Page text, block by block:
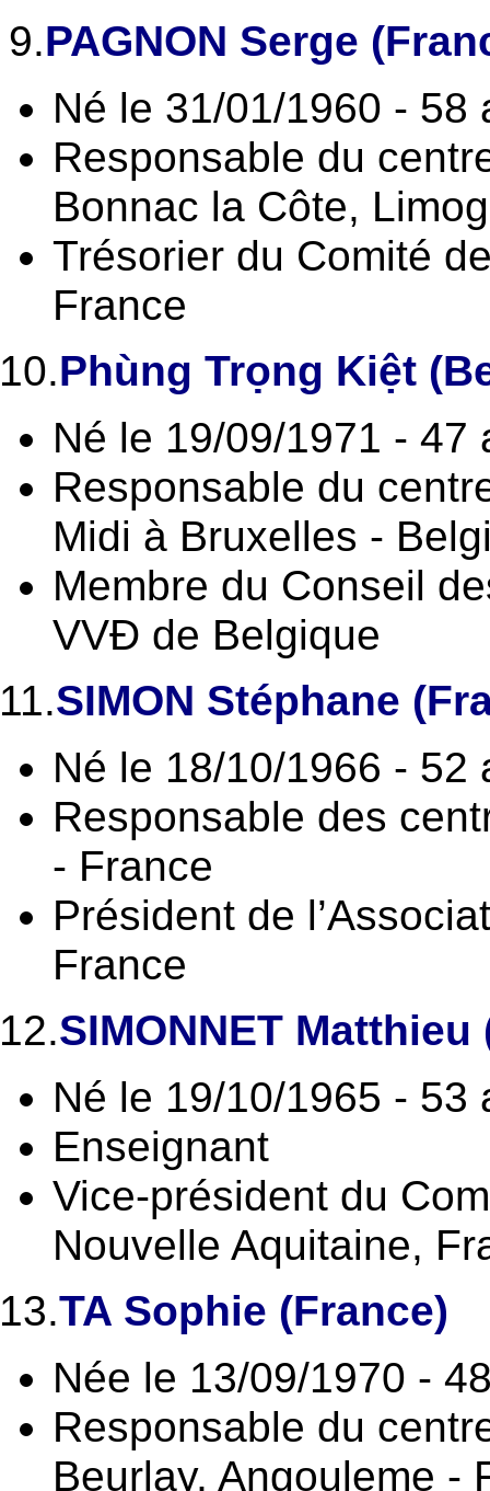
9.PAGNON Serge
Né le 31/01/1960 - 58
Responsable du
Bonnac la Côte,
Trésorier du Comité
France
10.Phùng Trọng Kiệt
Né le 19/09/1971 - 47
Responsable du
Midi à Bruxelles -
Membre du Conseil
VVĐ de Belgique
11.SIMON Stéphane
Né le 18/10/1966 - 52
Responsable des
- France
Président de
France
12.SIMONNET Matthieu
Né le 19/10/1965 - 53
Enseignant
Vice-président du
Nouvelle Aquitaine,
13.TA Sophie (France)
Née le 13/09/1970 -
Responsable du
Beurlay, Angouleme -